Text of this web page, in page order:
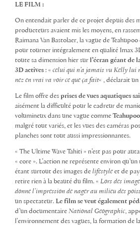
LE FILM :
On entendait parler de ce projet depuis des
producteurs avaient mis les moyens, en
Raimana Van Bastolaer, la vague de
pour tourner intégralement en qualité Imax
toute sa dimension hier sur l’écran géant de
3D actives : « celui qui n’a jamais vu Kelly lui
nez en vrai va voir ce que ça fait« , déclarait
Le film offre des prises de vues aquatiques
aisément la difficulté pour le cadreur de
volumineux dans une vague comme Teahupoo
malgré tout variés, et les vues des caméras
planches sont tout aussi impressionnantes.
« The Ultime Wave Tahiti » n’est pas pour
« core ». L’action ne représente environ
étant surtout des images de lifestyle et de
retire rien à la beauté du film. « Lors des
donne l’impression de nager au milieu des
un spectateur. Le film se veut également
d’un documentaire National Geographic,
l’environnement des vagues, la formation de